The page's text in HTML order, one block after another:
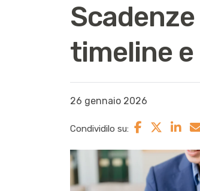
timeline
26 gennaio 2026
Condividilo su: